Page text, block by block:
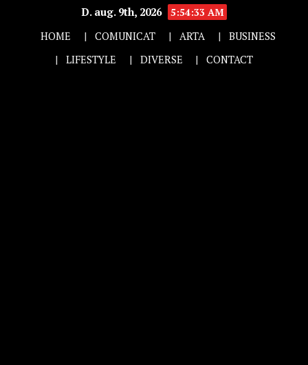
D. aug. 9th, 2026
5:54:34 AM
HOME
COMUNICAT ARTA
BUSINESS
LIFESTYLE
DIVERSE CONTACT